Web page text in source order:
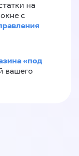
на
с
«под
вашего